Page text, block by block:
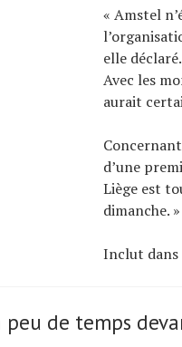
« Amstel
elle
Avec les
aurait
d’une
Liège est
dimanche. »
Inclut dans
peu de temps